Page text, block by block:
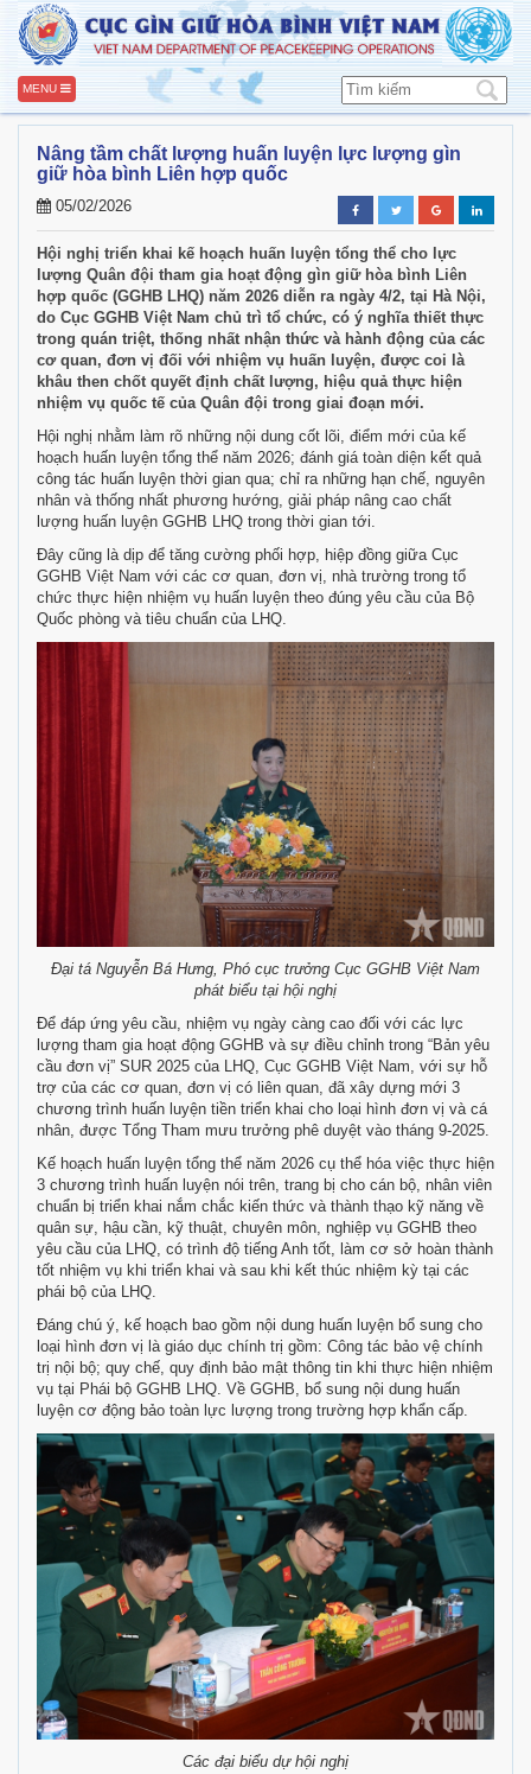
MENU
Nâng tầm chất lượng huấn luyện lực lượng gìn
giữ hòa bình Liên hợp quốc
05/02/2026
Hội nghị triển khai kế hoạch huấn luyện tổng thể cho lực
lượng Quân đội tham gia hoạt động gìn giữ hòa bình Liên
hợp quốc (GGHB LHQ) năm 2026 diễn ra ngày 4/2, tại Hà Nội,
do Cục GGHB Việt Nam chủ trì tổ chức, có ý nghĩa thiết thực
trong quán triệt, thống nhất nhận thức và hành động của các
cơ quan, đơn vị đối với nhiệm vụ huấn luyện, được coi là
khâu then chốt quyết định chất lượng, hiệu quả thực hiện
nhiệm vụ quốc tế của Quân đội trong giai đoạn mới.
Hội nghị nhằm làm rõ những nội dung cốt lõi, điểm mới của kế
hoạch huấn luyện tổng thể năm 2026; đánh giá toàn diện kết quả
công tác huấn luyện thời gian qua; chỉ ra những hạn chế, nguyên
nhân và thống nhất phương hướng, giải pháp nâng cao chất
lượng huấn luyện GGHB LHQ trong thời gian tới.
Đây cũng là dịp để tăng cường phối hợp, hiệp đồng giữa Cục
GGHB Việt Nam với các cơ quan, đơn vị, nhà trường trong tổ
chức thực hiện nhiệm vụ huấn luyện theo đúng yêu cầu của Bộ
Quốc phòng và tiêu chuẩn của LHQ.
Đại tá Nguyễn Bá Hưng, Phó cục trưởng Cục GGHB Việt Nam
phát biểu tại hội nghị
Để đáp ứng yêu cầu, nhiệm vụ ngày càng cao đối với các lực
lượng tham gia hoạt động GGHB và sự điều chỉnh trong “Bản yêu
cầu đơn vị” SUR 2025 của LHQ, Cục GGHB Việt Nam, với sự hỗ
trợ của các cơ quan, đơn vị có liên quan, đã xây dựng mới 3
chương trình huấn luyện tiền triển khai cho loại hình đơn vị và cá
nhân, được Tổng Tham mưu trưởng phê duyệt vào tháng 9-2025.
Kế hoạch huấn luyện tổng thể năm 2026 cụ thể hóa việc thực hiện
3 chương trình huấn luyện nói trên, trang bị cho cán bộ, nhân viên
chuẩn bị triển khai nắm chắc kiến thức và thành thạo kỹ năng về
quân sự, hậu cần, kỹ thuật, chuyên môn, nghiệp vụ GGHB theo
yêu cầu của LHQ, có trình độ tiếng Anh tốt, làm cơ sở hoàn thành
tốt nhiệm vụ khi triển khai và sau khi kết thúc nhiệm kỳ tại các
phái bộ của LHQ.
Đáng chú ý, kế hoạch bao gồm nội dung huấn luyện bổ sung cho
loại hình đơn vị là giáo dục chính trị gồm: Công tác bảo vệ chính
trị nội bộ; quy chế, quy định bảo mật thông tin khi thực hiện nhiệm
vụ tại Phái bộ GGHB LHQ. Về GGHB, bổ sung nội dung huấn
luyện cơ động bảo toàn lực lượng trong trường hợp khẩn cấp.
Các đại biểu dự hội nghị